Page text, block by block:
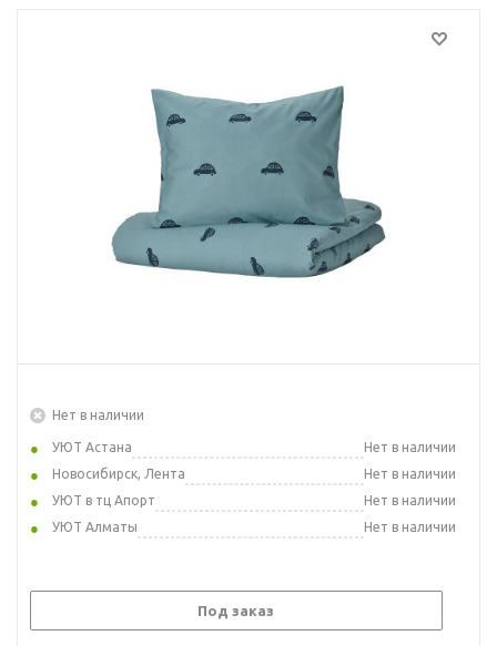
Нет в наличии
УЮТ Астана
Нет в наличии
Новосибирск, Лента
Нет в наличии
УЮТ в тц Апорт
Нет в наличии
УЮТ Алматы
Нет в наличии
Под заказ